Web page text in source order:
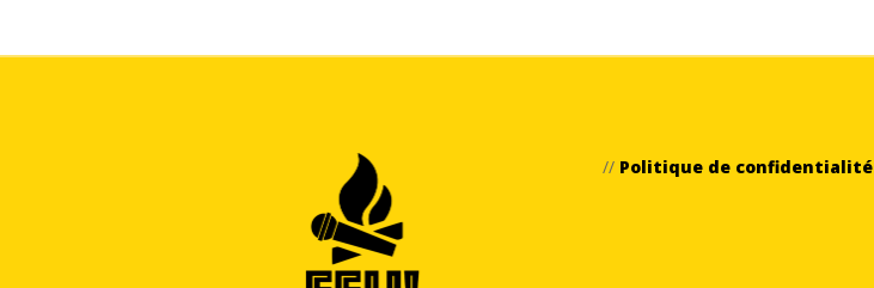
// Politique de confidentialité